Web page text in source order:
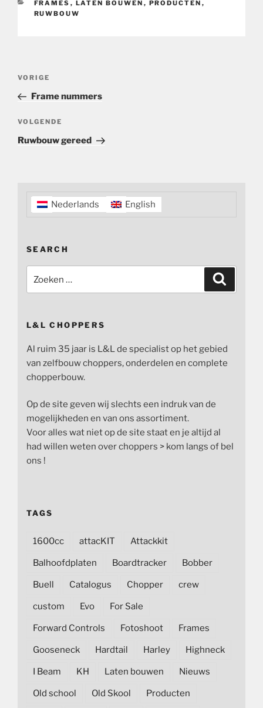
CATEGORIEËN
FRAMES , LATEN BOUWEN , PRODUCTEN ,
RUWBOUW
Bericht
Vorig
bericht
VORIGE
Frame nummers
Volgend
bericht
VOLGENDE
Ruwbouw gereed
Nederlands English
SEARCH
naar:
L&L CHOPPERS
Al ruim 35 jaar is L&L de specialist op het gebied
van zelfbouw choppers, onderdelen en complete
chopperbouw.
Op de site geven wij slechts een indruk van de
mogelijkheden en van ons assortiment.
Voor alles wat niet op de site staat en je altijd al
had willen weten over choppers > kom langs of bel
ons !
TAGS
1600cc attacKIT Attackkit
Balhoofdplaten Boardtracker Bobber
Buell Catalogus Chopper crew
custom Evo For Sale
Forward Controls Fotoshoot Frames
Gooseneck Hardtail Harley Highneck
I Beam KH Laten bouwen Nieuws
Old school Old Skool Producten